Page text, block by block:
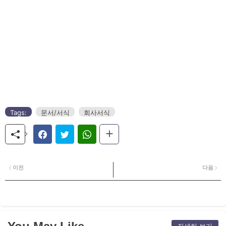
Tags: 문서/서식 회사서식
다음
이전